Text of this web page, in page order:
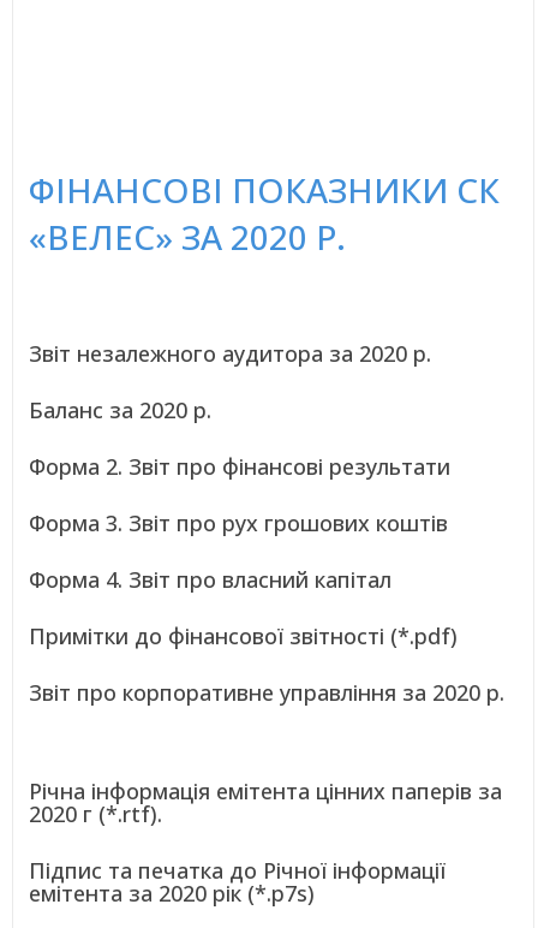
ФІНАНСОВІ ПОКАЗНИКИ СК
«ВЕЛЕС» ЗА 2020 Р.
Звіт незалежного аудитора за 2020 р.
Баланс за 2020 р.
Форма 2. Звіт про фінансові результати
Форма 3. Звіт про рух грошових коштів
Форма 4. Звіт про власний капітал
Примітки до фінансової звітності (*.pdf)
Звіт про корпоративне управління за 2020 р.
Річна інформація емітента цінних паперів за
2020 г (*.rtf).
Підпис та печатка до Річної інформації
емітента за 2020 рік (*.p7s)